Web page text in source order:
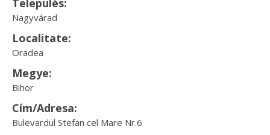
Település:
Nagyvárad
Localitate:
Oradea
Megye:
Bihor
Cím/Adresa:
Bulevardul Stefan cel Mare Nr.6